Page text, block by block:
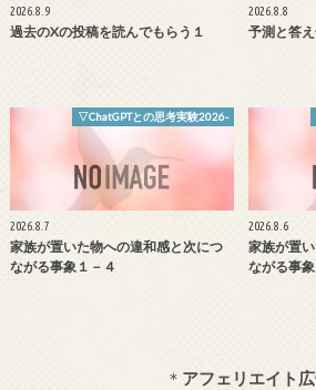
2026.8.9
過去のXの投稿を読んでもらう１
2026.8.8
予測と答
▽ChatGPTとの思考実験2026-
2026.8.7
家族が置いた物への違和感と次につ
ながる事象１－４
2026.8.6
家族が置
ながる事
＊ アフェリエイト